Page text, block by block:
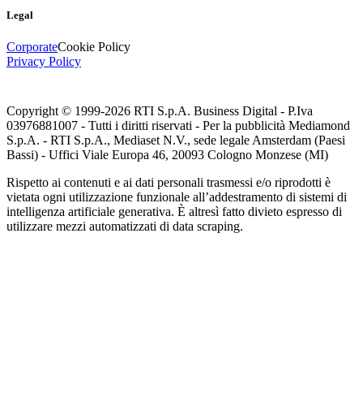
Legal
CorporateCookie Policy
Privacy Policy
Copyright © 1999-2026 RTI S.p.A. Business Digital - P.Iva
03976881007 - Tutti i diritti riservati - Per la pubblicità Mediamond
S.p.A. - RTI S.p.A., Mediaset N.V., sede legale Amsterdam (Paesi
Bassi) - Uffici Viale Europa 46, 20093 Cologno Monzese (MI)
Rispetto ai contenuti e ai dati personali trasmessi e/o riprodotti è
vietata ogni utilizzazione funzionale all’addestramento di sistemi di
intelligenza artificiale generativa. È altresì fatto divieto espresso di
utilizzare mezzi automatizzati di data scraping.